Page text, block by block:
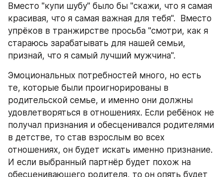
Вместо "купи шубу" было бы "скажи, что я самая
красивая, что я самая важная для тебя".  Вместо
упрёков в транжирстве просьба "смотри, как я
стараюсь зарабатывать для нашей семьи,
признай, что я самый лучший мужчина".
Эмоциональных потребностей много, но есть
те, которые были проигнорированы в
родительской семье, и именно они должны
удовлетворяться в отношениях. Если ребёнок не
получал признания и обесценивался родителями
в детстве, то став взрослым во всех
отношениях, он будет искать именно признание.
И если выбранный партнёр будет похож на
обесценивающего родителя, то он опять будет